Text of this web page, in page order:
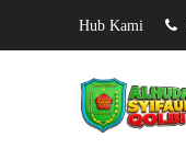
Hub Kami